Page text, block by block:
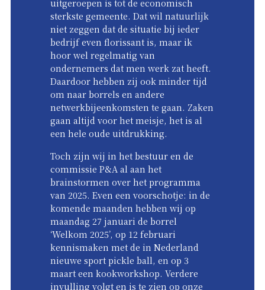
uitgeroepen is tot de economisch
sterkste gemeente. Dat wil natuurlijk
niet zeggen dat de situatie bij ieder
bedrijf even florissant is, maar ik
hoor wel regelmatig van
ondernemers dat men werk zat heeft.
Daardoor hebben zij ook minder tijd
om naar borrels en andere
netwerkbijeenkomsten te gaan. Zaken
gaan altijd voor het meisje, het is al
een hele oude uitdrukking.
Toch zijn wij in het bestuur en de
commissie P&A al aan het
brainstormen over het programma
van 2025. Even een voorschotje: in de
komende maanden hebben wij op
maandag 27 januari de borrel
‘Welkom 2025’, op 12 februari
kennismaken met de in Nederland
nieuwe sport pickle ball, en op 3
maart een kookworkshop. Verdere
invulling volgt en is te zien op onze